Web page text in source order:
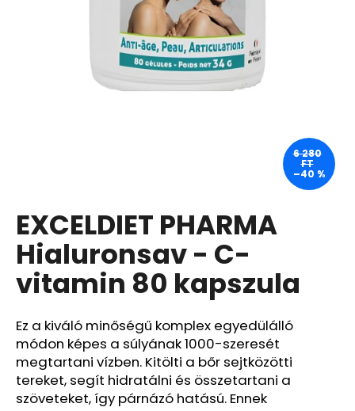
EXCELDIET PHARMA
Hialuronsav - C-
vitamin 80 kapszula
Ez a kiváló minőségű komplex egyedülálló
módon képes a súlyának 1000-szeresét
megtartani vízben. Kitölti a bőr sejtközötti
tereket, segít hidratálni és összetartani a
szöveteket, így párnázó hatású. Ennek
6 280
FT
–40 %
CARMEX
HIDRATÁLÓ
AJAKÁPOLÓ
SPF
30
TRÓPUSI
GYÜMÖLCS
G
340
Ft
Korábbi:
1
220